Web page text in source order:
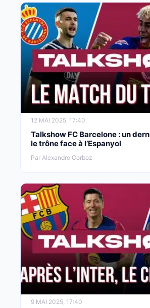
12 MAI 2025, 17:40
Talkshow FC Barcelone : un
le trône face à l’Espanyol
Par Alexandre Corboz
9 MAI 2025, 17:40